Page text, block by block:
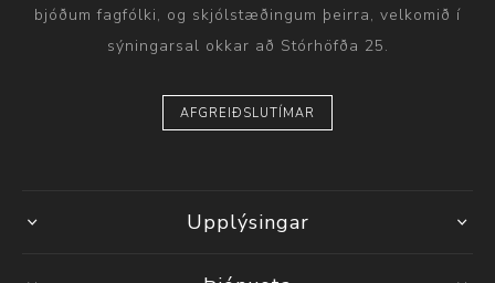
bjóðum fagfólki, og skjólstæðingum þeirra, velkomið í
sýningarsal okkar að Stórhöfða 25.
AFGREIÐSLUTÍMAR
Upplýsingar